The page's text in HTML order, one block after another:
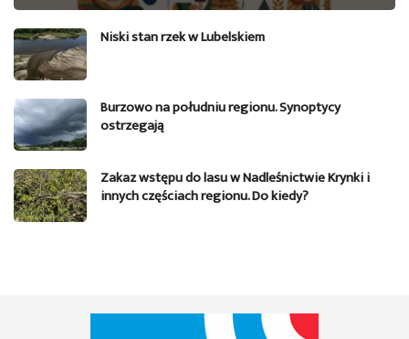
Niski stan rzek w Lubelskiem
Burzowo na południu regionu. Synoptycy
ostrzegają
Zakaz wstępu do lasu w Nadleśnictwie Krynki i
innych częściach regionu. Do kiedy?